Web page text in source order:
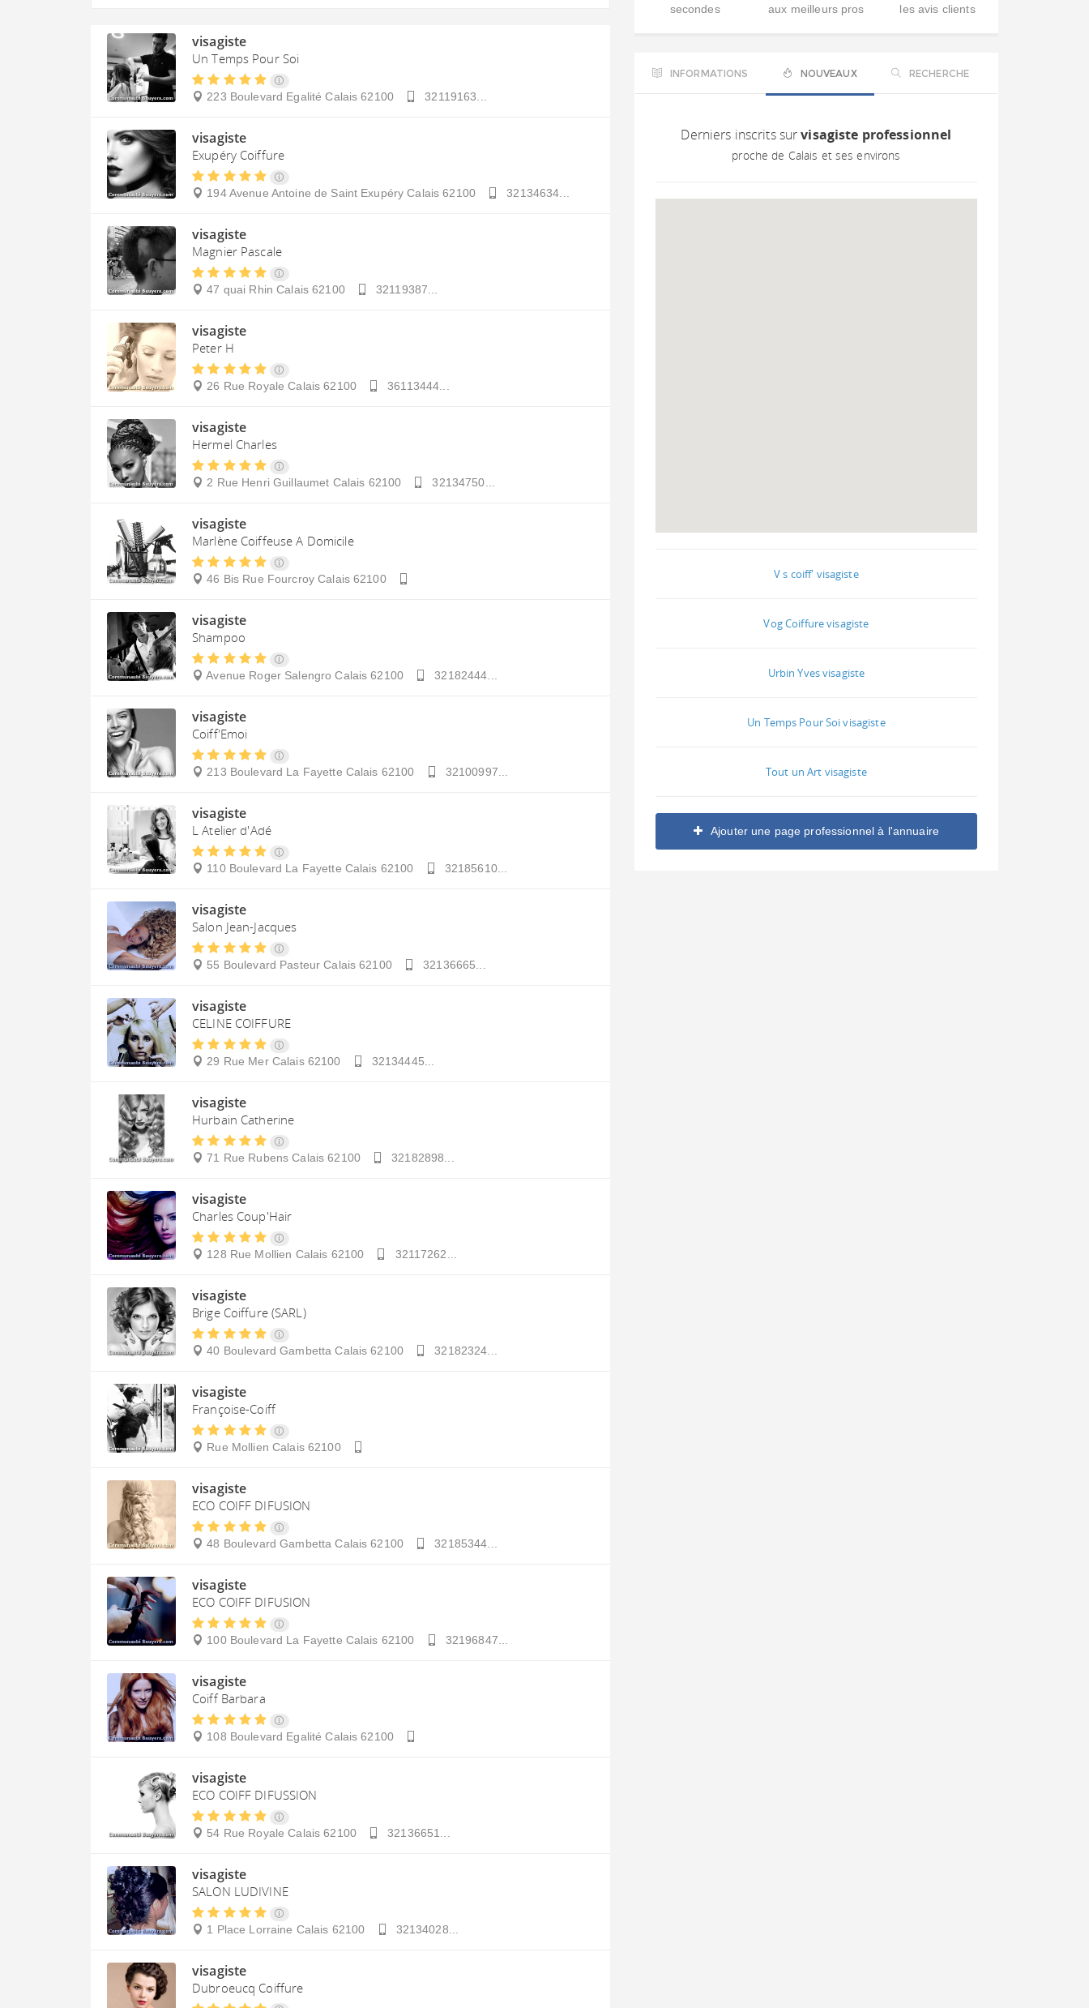
visagiste
Un Temps Pour Soi
223 Boulevard Egalité Calais 62100 32119163...
visagiste
Exupéry Coiffure
194 Avenue Antoine de Saint Exupéry Calais 62100 32134634...
visagiste
Magnier Pascale
47 quai Rhin Calais 62100 32119387...
visagiste
Peter H
26 Rue Royale Calais 62100 36113444...
visagiste
Hermel Charles
2 Rue Henri Guillaumet Calais 62100 32134750...
visagiste
Marlène Coiffeuse A Domicile
46 Bis Rue Fourcroy Calais 62100
visagiste
Shampoo
Avenue Roger Salengro Calais 62100 32182444...
visagiste
Coiff'Emoi
213 Boulevard La Fayette Calais 62100 32100997...
visagiste
L Atelier d'Adé
110 Boulevard La Fayette Calais 62100 32185610...
visagiste
Salon Jean-Jacques
55 Boulevard Pasteur Calais 62100 32136665...
visagiste
CELINE COIFFURE
29 Rue Mer Calais 62100 32134445...
visagiste
Hurbain Catherine
71 Rue Rubens Calais 62100 32182898...
visagiste
Charles Coup'Hair
128 Rue Mollien Calais 62100 32117262...
visagiste
Brige Coiffure (SARL)
40 Boulevard Gambetta Calais 62100 32182324...
visagiste
Françoise-Coiff
Rue Mollien Calais 62100
visagiste
ECO COIFF DIFUSION
48 Boulevard Gambetta Calais 62100 32185344...
visagiste
ECO COIFF DIFUSION
100 Boulevard La Fayette Calais 62100 32196847...
visagiste
Coiff Barbara
108 Boulevard Egalité Calais 62100
visagiste
ECO COIFF DIFUSSION
54 Rue Royale Calais 62100 32136651...
visagiste
SALON LUDIVINE
1 Place Lorraine Calais 62100 32134028...
visagiste
Dubroeucq Coiffure
secondes
aux meilleurs pros
les avis clients
INFORMATIONS NOUVEAUX RECHERCHE
Derniers inscrits survisagiste professionnel
proche de Calais et ses environs
V s coiff' visagiste
Vog Coiffure visagiste
Urbin Yves visagiste
Un Temps Pour Soi visagiste
Tout un Art visagiste
Ajouter une page professionnel à l'annuaire